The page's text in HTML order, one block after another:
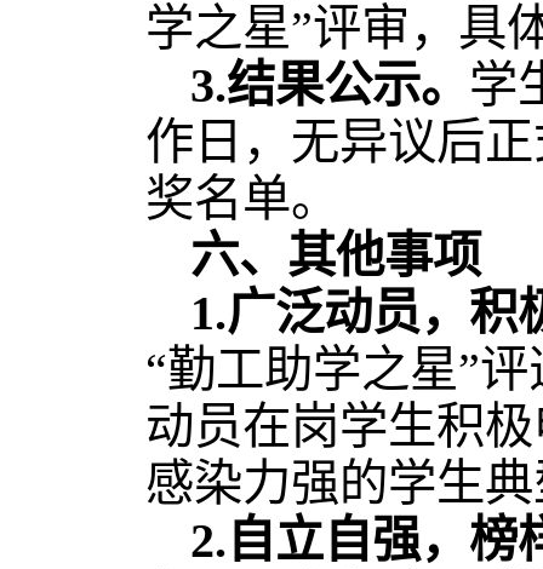
学之星”评审，具
3.结果公示。 学
作日，无异议后
奖名单。
六、其他事项
1.广泛动员，积
“勤工助学之星”
动员在岗学生积
感染力强的学生
2. 自立自强，榜